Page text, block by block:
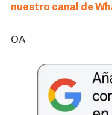
nuestro canal de
OA